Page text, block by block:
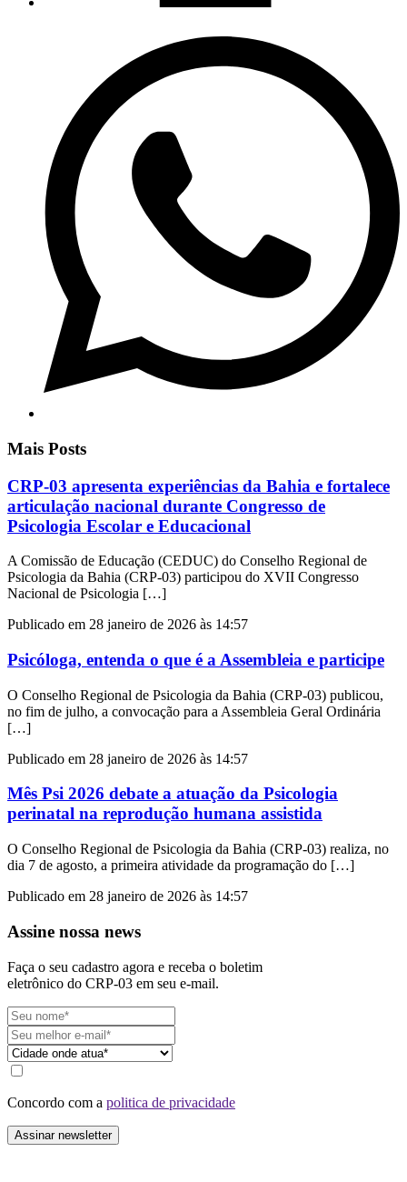
Mais Posts
CRP-03 apresenta experiências da Bahia e fortalece
articulação nacional durante Congresso de
Psicologia Escolar e Educacional
A Comissão de Educação (CEDUC) do Conselho Regional de
Psicologia da Bahia (CRP-03) participou do XVII Congresso
Nacional de Psicologia […]
Publicado em 28 janeiro de 2026 às 14:57
Psicóloga, entenda o que é a Assembleia e participe
O Conselho Regional de Psicologia da Bahia (CRP-03) publicou,
no fim de julho, a convocação para a Assembleia Geral Ordinária
[…]
Publicado em 28 janeiro de 2026 às 14:57
Mês Psi 2026 debate a atuação da Psicologia
perinatal na reprodução humana assistida
O Conselho Regional de Psicologia da Bahia (CRP-03) realiza, no
dia 7 de agosto, a primeira atividade da programação do […]
Publicado em 28 janeiro de 2026 às 14:57
Assine nossa news
Faça o seu cadastro agora e receba o boletim
eletrônico do CRP-03 em seu e-mail.
Concordo com a politica de privacidade